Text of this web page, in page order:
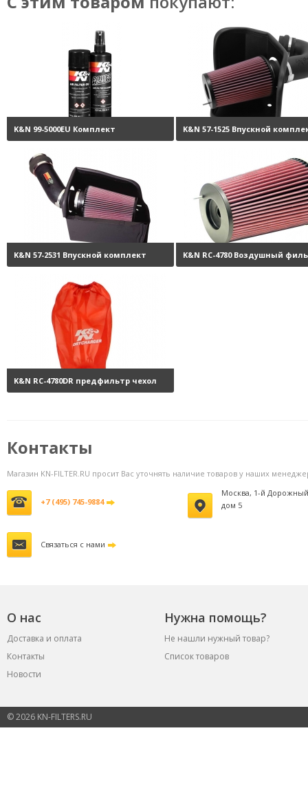
K&N 99-5000EU Комплект
обслуживания воздушных
фильтров
K&N 57-1525 Впускной
K&N 57-2531 Впускной комплект
Performance Intake Kit
K&N RC-4780 Воздушный
K&N RC-4780DR предфильтр чехол
Контакты
Магазин KN-FILTER.RU просит Вас уточнять наличие товаров у наших
+7 (495) 745-9884
Москва, 1-й
дом 5
Связаться с нами
О нас Нужна помощь?
Доставка и оплата
Не нашли нужный товар?
Контакты
Список товаров
Новости
© 2026 KN-FILTERS.RU